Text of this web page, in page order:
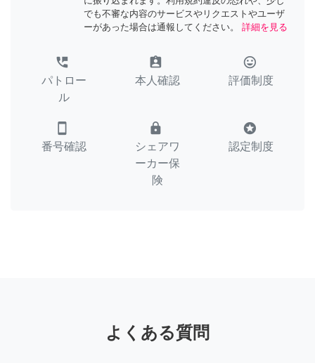
でも不審な内容のサービスやリクエストやユーザ
ーがあった場合は通報してください。
詳細を見る
perm_phone_msg
パトロー
ル
assignment_ind
本人確認
tag_faces
評価制度
smartphone
番号確認
lock
シェアワ
ーカー保
険
stars
認定制度
よくある質問